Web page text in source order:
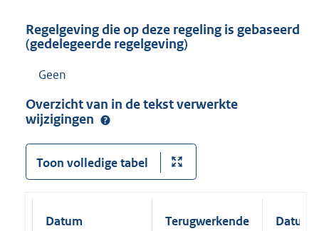
Regelgeving die op deze regeling is gebaseerd
(gedelegeerde regelgeving)
Geen
Overzicht van in de tekst verwerkte
wijzigingen
Toon volledige tabel
Datum
Terugwerkende
Datum